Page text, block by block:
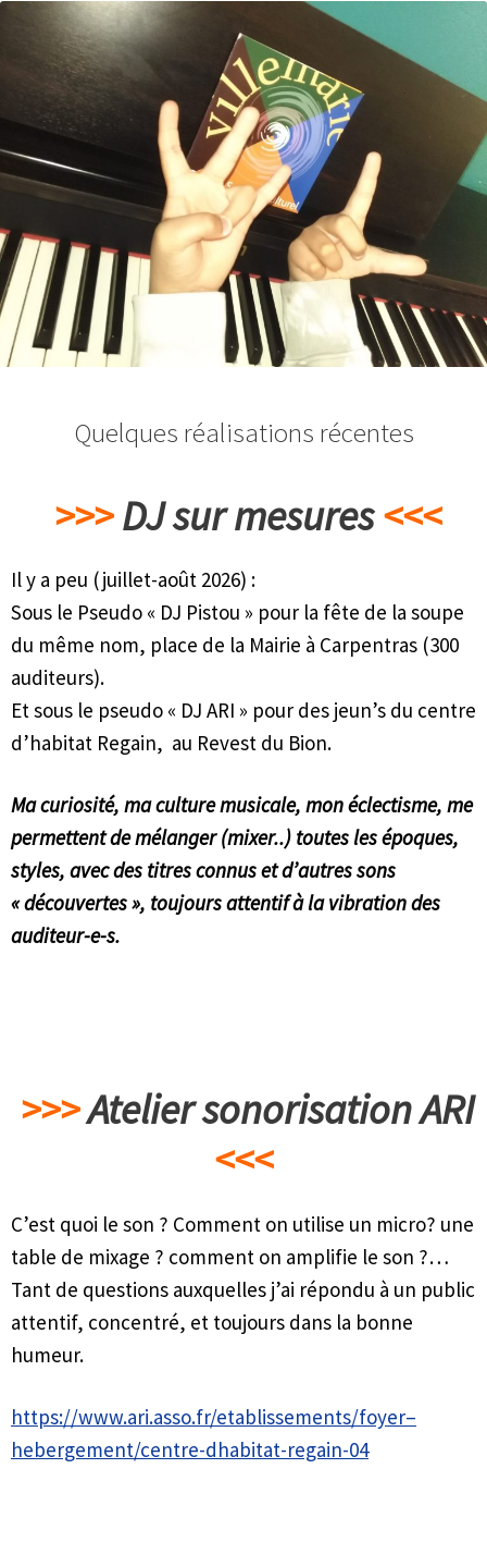
Quelques réalisations récentes
>>>DJ sur mesures<<<
Il y a peu (juillet-août 2026) :
Sous le Pseudo « DJ Pistou » pour la fête de la soupe
du même nom, place de la Mairie à Carpentras (300
auditeurs).
Et sous le pseudo « DJ ARI » pour des jeun’s du centre
d’habitat Regain, au Revest du Bion.
Ma curiosité, ma culture musicale, mon éclectisme, me
permettent de mélanger (mixer..) toutes les époques,
styles, avec des titres connus et d’autres sons
« découvertes », toujours attentif à la vibration des
auditeur-e-s.
>>>Atelier sonorisation ARI
<<<
C’est quoi le son ? Comment on utilise un micro? une
table de mixage ? comment on amplifie le son ?…
Tant de questions auxquelles j’ai répondu à un public
attentif, concentré, et toujours dans la bonne
humeur.
https://www.ari.asso.fr/etablissements/foyer–
hebergement/centre-dhabitat-regain-04